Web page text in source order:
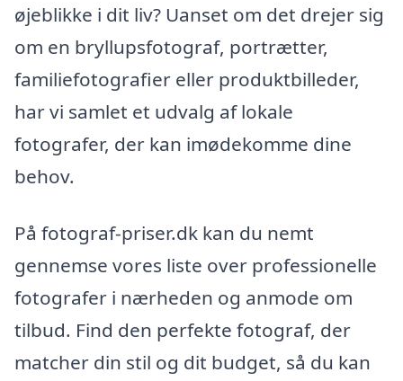
øjeblikke i dit liv? Uanset om det drejer sig
om en bryllupsfotograf, portrætter,
familiefotografier eller produktbilleder,
har vi samlet et udvalg af lokale
fotografer, der kan imødekomme dine
behov.
På fotograf-priser.dk kan du nemt
gennemse vores liste over professionelle
fotografer i nærheden og anmode om
tilbud. Find den perfekte fotograf, der
matcher din stil og dit budget, så du kan